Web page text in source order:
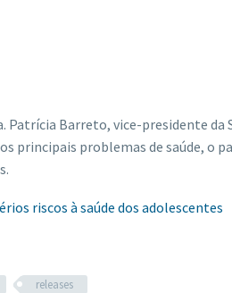
Patrícia Barreto, vice-presidente
principais problemas de saúde, o
riscos à saúde dos adolescentes
releases